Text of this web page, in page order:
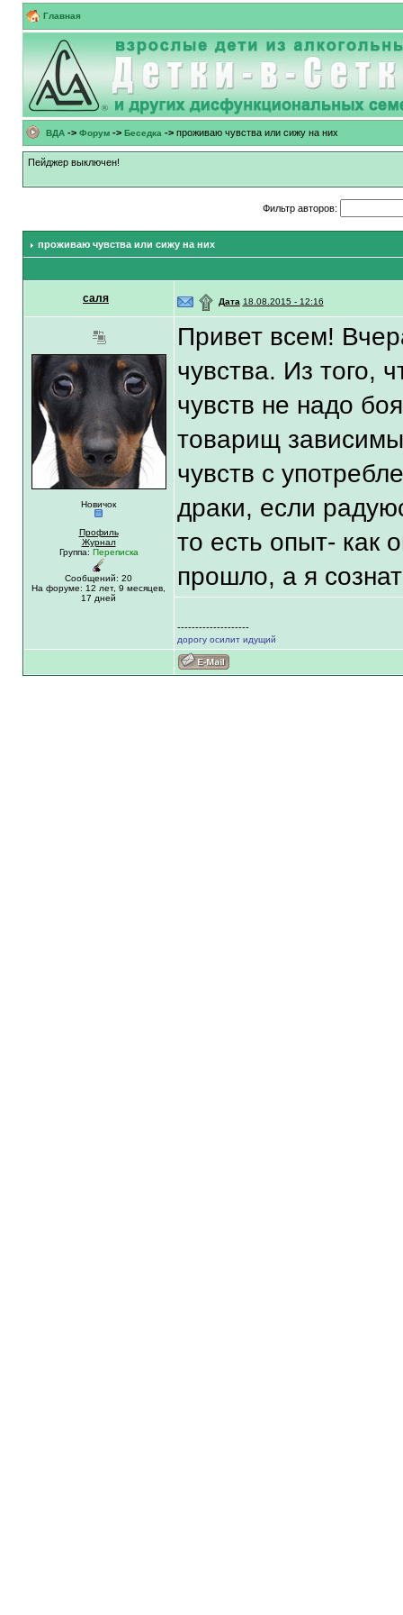
Главная
ВДА-> Форум-> Беседка -> проживаю чувства или сижу на них
Пейджер выключен!
Фильтр авторов:
проживаю чувства или сижу на них
саля ۩ Дата 18.08.2015 - 12:16
Новичок
Профиль
Журнал
Группа: Переписка
Сообщений: 20
На форуме: 12 лет, 9 месяцев,
17 дней
Привет всем!
чувства. Из того,
чувств не надо
товарищ
чувств с
драки, если
то есть опыт- как
прошло, а я
--------------------
дорогу осилит идущий